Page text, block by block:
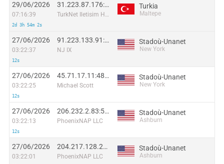
29/06/2026
07:16:39
2d 3h 54m 2s
31.223.87.176:53532
TurkNet Iletisim Hizmetleri A.S.
Turkia
Maltepe
27/06/2026
03:22:37
12s
91.223.133.91:55915
NJ IX
Stadoù-Unanet
New York
27/06/2026
03:22:25
12s
45.71.17.11:48259
Michael Scott
Stadoù-Unanet
New York
27/06/2026
03:22:13
12s
206.232.2.83:54657
PhoenixNAP LLC
Stadoù-Unanet
Ashburn
27/06/2026
03:22:01
204.217.128.213:36641
PhoenixNAP LLC
Stadoù-Unanet
Ashburn